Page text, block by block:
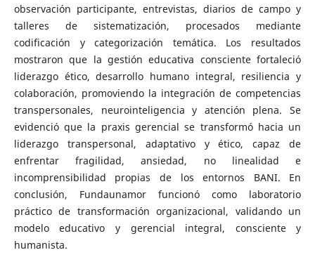
observación participante, entrevistas, diarios de campo y
talleres de sistematización, procesados mediante
codificación y categorización temática. Los resultados
mostraron que la gestión educativa consciente fortaleció
liderazgo ético, desarrollo humano integral, resiliencia y
colaboración, promoviendo la integración de competencias
transpersonales, neurointeligencia y atención plena. Se
evidenció que la praxis gerencial se transformó hacia un
liderazgo transpersonal, adaptativo y ético, capaz de
enfrentar fragilidad, ansiedad, no linealidad e
incomprensibilidad propias de los entornos BANI. En
conclusión, Fundaunamor funcionó como laboratorio
práctico de transformación organizacional, validando un
modelo educativo y gerencial integral, consciente y
humanista.